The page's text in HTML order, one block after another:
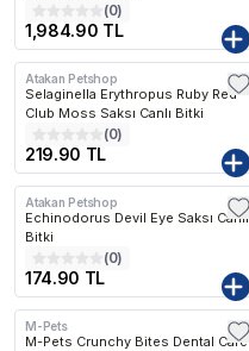
(0)
1,984.90 TL
Atakan Petshop
Selaginella Erythropus Ruby Red
Club Moss Saksı Canlı Bitki
(0)
219.90 TL
Atakan Petshop
Echinodorus Devil Eye Saksı Canlı
Bitki
(0)
174.90 TL
M-Pets
M-Pets Crunchy Bites Dental Care